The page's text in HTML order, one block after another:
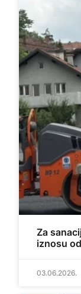
Za
iznosu
03.06.2026.